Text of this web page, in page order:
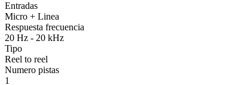
Entradas
Micro + Linea
Respuesta frecuencia
20 Hz - 20 kHz
Tipo
Reel to reel
Numero pistas
1